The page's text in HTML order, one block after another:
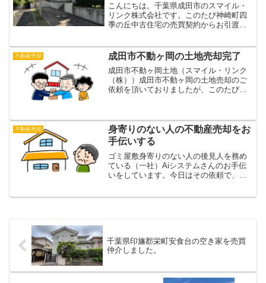
こんにちは。千葉県成田市のスマイル・
リンク株式会社です。このたび神崎町四
季の丘中古住宅の売買契約からお引渡し
をしてくださいました。賃貸にするつも
りでお手入れをしていただ...
不動産売却 成田市不動ヶ岡の土地売却完了
成田市不動ヶ岡土地（スマイル・リンク
（株））成田市不動ヶ岡の土地売却のご
依頼を頂いておりましたが、このたび無
いただいていた成田市不動ヶ...
不動産売却
身寄りのない人の不動産売却をお
手伝いする
ゴミ屋敷身寄りのない人の後見人を務め
ている（一社）Aiシステムさんのお手伝
いをしています。今日はその依頼で、健
千葉県印旛郡栄町安食台の空き家を売買
仲介しました。